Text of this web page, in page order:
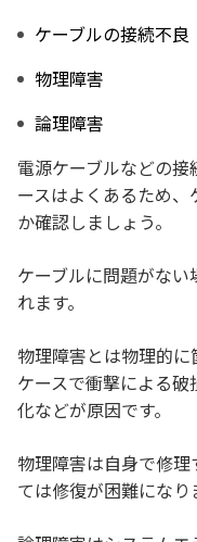
ケーブルの接続不良
物理障害
論理障害
電源ケーブルなどの
ースはよくあるため
か確認しましょう。
ケーブルに問題がな
れます。
物理障害とは物理的
ケースで衝撃による
化などが原因です。
物理障害は自身で修
ては修復が困難になり